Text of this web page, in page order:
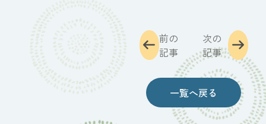
前の
記事
一覧へ戻る
次の
記事